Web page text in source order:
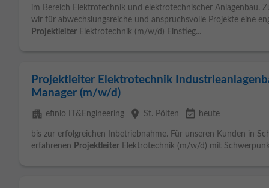
im Bereich Elektrotechnik und elektrotechnischer Anlagenbau.
wir für abwechslungsreiche und anspruchsvolle Projekte eine
Projektleiter Elektrotechnik (m/w/d) Einstieg...
Projektleiter Elektrotechnik
Manager (m/w/d)
apartment efinio IT&Engineering place St. Pölten event_available heute
bis zur erfolgreichen Inbetriebnahme. Für unseren Kunden in
erfahrenen Projektleiter Elektrotechnik (m/w/d) mit